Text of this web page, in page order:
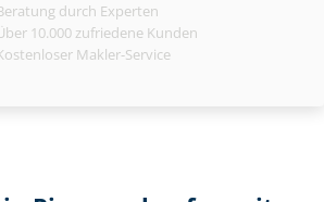
durch Experten
10.000 zufriedene Kunden
Makler-Service